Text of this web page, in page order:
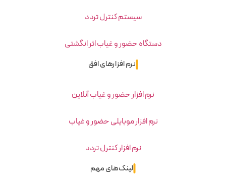
سیستم کنترل تردد
دستگاه حضور و غیاب اثر انگشتی
نرم افزارهای افق
نرم افزار حضور و غیاب آنلاین
نرم افزار موبایلی حضور و غیاب
نرم افزار کنترل تردد
لینک‌های مهم